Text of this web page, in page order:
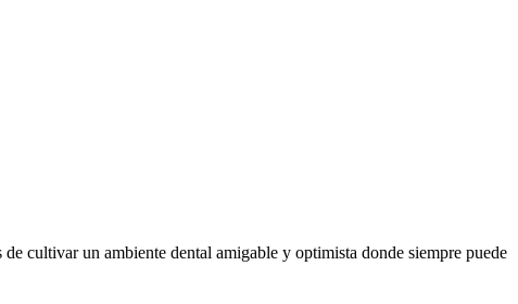
cultivar un ambiente dental amigable y optimista donde siempre puede